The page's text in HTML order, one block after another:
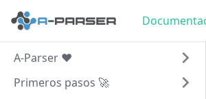
A-Parser ❤️
Primeros pasos 🚀